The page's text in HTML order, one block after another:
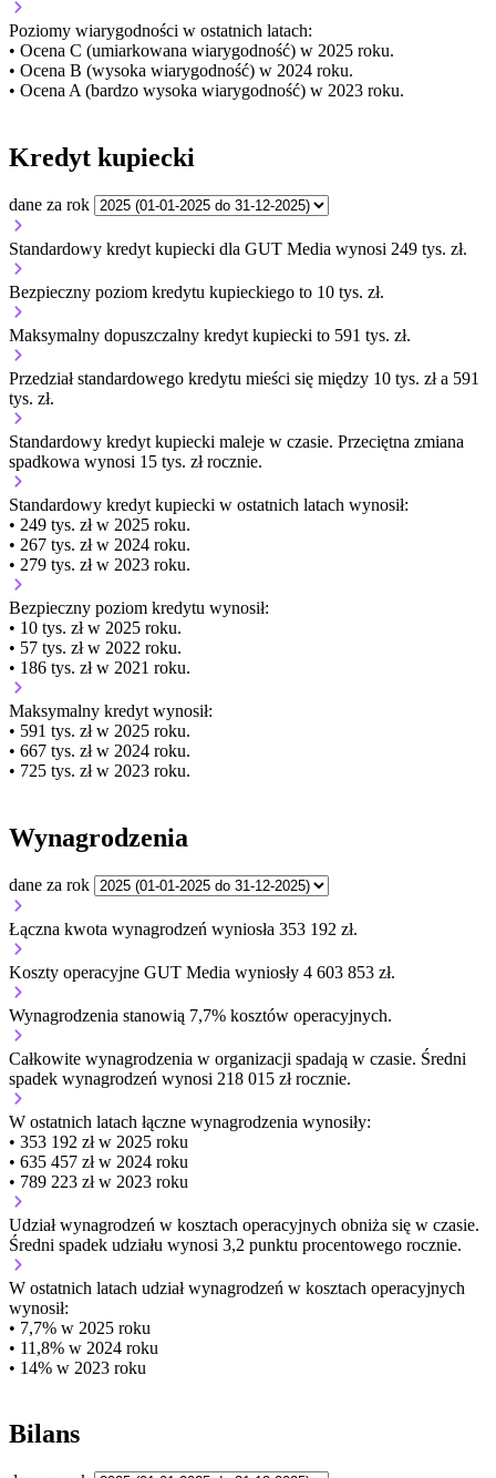
Poziomy wiarygodności w ostatnich latach:
• Ocena C (umiarkowana wiarygodność) w 2025 roku.
• Ocena B (wysoka wiarygodność) w 2024 roku.
• Ocena A (bardzo wysoka wiarygodność) w 2023 roku.
Kredyt kupiecki
dane za rok
Standardowy kredyt kupiecki dla GUT Media wynosi 249 tys. zł.
Bezpieczny poziom kredytu kupieckiego to 10 tys. zł.
Maksymalny dopuszczalny kredyt kupiecki to 591 tys. zł.
Przedział standardowego kredytu mieści się między 10 tys. zł a 591
tys. zł.
Standardowy kredyt kupiecki maleje w czasie. Przeciętna zmiana
spadkowa wynosi 15 tys. zł rocznie.
Standardowy kredyt kupiecki w ostatnich latach wynosił:
• 249 tys. zł w 2025 roku.
• 267 tys. zł w 2024 roku.
• 279 tys. zł w 2023 roku.
Bezpieczny poziom kredytu wynosił:
• 10 tys. zł w 2025 roku.
• 57 tys. zł w 2022 roku.
• 186 tys. zł w 2021 roku.
Maksymalny kredyt wynosił:
• 591 tys. zł w 2025 roku.
• 667 tys. zł w 2024 roku.
• 725 tys. zł w 2023 roku.
Wynagrodzenia
dane za rok
Łączna kwota wynagrodzeń wyniosła 353 192 zł.
Koszty operacyjne GUT Media wyniosły 4 603 853 zł.
Wynagrodzenia stanowią 7,7% kosztów operacyjnych.
Całkowite wynagrodzenia w organizacji spadają w czasie. Średni
spadek wynagrodzeń wynosi 218 015 zł rocznie.
W ostatnich latach łączne wynagrodzenia wynosiły:
• 353 192 zł w 2025 roku
• 635 457 zł w 2024 roku
• 789 223 zł w 2023 roku
Udział wynagrodzeń w kosztach operacyjnych obniża się w czasie.
Średni spadek udziału wynosi 3,2 punktu procentowego rocznie.
W ostatnich latach udział wynagrodzeń w kosztach operacyjnych
wynosił:
• 7,7% w 2025 roku
• 11,8% w 2024 roku
• 14% w 2023 roku
Bilans